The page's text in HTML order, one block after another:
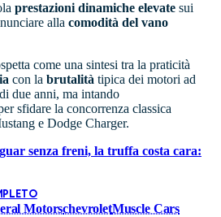
prestazioni dinamiche elevate sui
alla comodità del vano
come una sintesi tra la praticità
con la brutalità tipica dei motori ad
due anni, ma intando
sfidare la concorrenza classica
e Dodge Charger.
senza freni, la truffa costa cara:
MotorschevroletMuscle Cars